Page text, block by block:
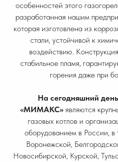
особенностей этого
разработанная нашим
которая изготовлена из
стали, устойчивой к
воздействию.
стабильное пламя,
горения даже при
На сегодняшний
«МИМАКС» являются
газовых котлов и
оборудованием в России, в
Воронежской,
Новосибирской, Курской,